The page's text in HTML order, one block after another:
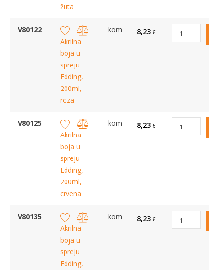
žuta
V80122
Akrilna
boja u
spreju
Edding,
200ml,
roza
kom 8,23 €
V80125
Akrilna
boja u
spreju
Edding,
200ml,
crvena
kom 8,23 €
V80135
Akrilna
boja u
spreju
Edding,
kom 8,23 €